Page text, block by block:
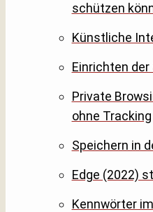
schützen
Künstliche
Einrichten
Private
ohne Tracking
Speichern in
Edge (2022)
Kennwörter